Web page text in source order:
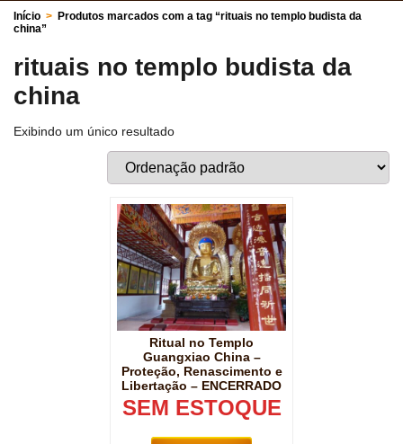
Início > Produtos marcados com a tag “rituais no templo budista da
china”
rituais no templo budista da
china
Exibindo um único resultado
Ritual no Templo
Guangxiao China –
Proteção, Renascimento e
Libertação – ENCERRADO
SEM ESTOQUE